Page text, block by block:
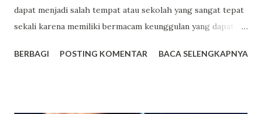
dapat menjadi salah tempat atau sekolah yang sangat tepat
sekali karena memiliki bermacam keunggulan yang dapat
sekolah anak. Dwi Warna sendiri ialah sekolah yang
BERBAGI POSTING KOMENTAR BACA SELENGKAPNYA